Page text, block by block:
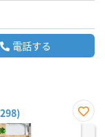
電話する
お気